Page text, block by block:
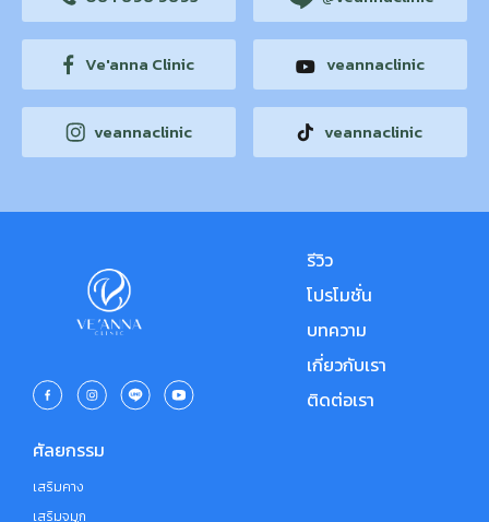
Ve'anna Clinic veannaclinic
veannaclinic veannaclinic
ศัลยกรรม
เสริมคาง
เสริมจมูก
รีวิว
โปรโมชั่น
บทความ
เกี่ยวกับเรา
ติดต่อเรา